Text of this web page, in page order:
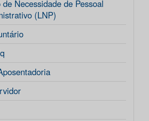
Necessidade de Pessoal
(LNP)